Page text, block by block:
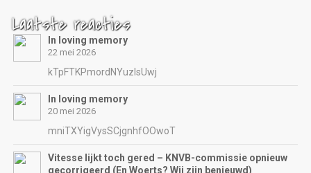
Laatste reacties
In loving memory
22 mei 2026
kTpFTKPmordNYuzIsUwj
In loving memory
20 mei 2026
mniTXYigVysSCjgnhfOOwoT
Vitesse lijkt toch gered – KNVB-commissie opnieuw
gecorrigeerd (En Woerts? Wij zijn benieuwd)